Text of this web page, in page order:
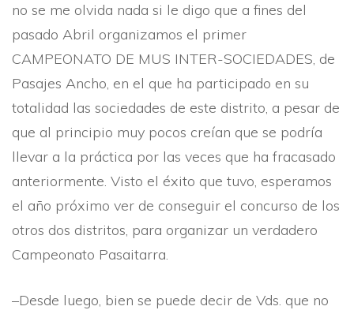
no se me olvida nada si le digo que a fines del
pasado Abril organizamos el primer
CAMPEONATO DE MUS INTER-SOCIEDADES, de
Pasajes Ancho, en el que ha participado en su
totalidad las sociedades de este distrito, a pesar de
que al principio muy pocos creí­an que se podrí­a
llevar a la práctica por las veces que ha fracasado
anteriormente. Visto el éxito que tuvo, esperamos
el año próximo ver de conseguir el concurso de los
otros dos distritos, para organizar un verdadero
Campeonato Pasaitarra.
–Desde luego, bien se puede decir de Vds. que no